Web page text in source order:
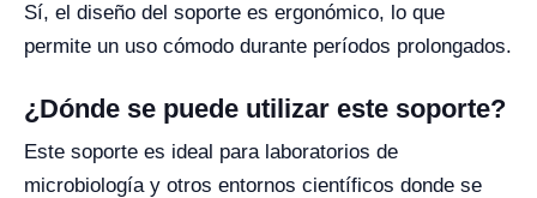
Sí, el diseño del soporte es ergonómico, lo que
permite un uso cómodo durante períodos prolongados.
¿Dónde se puede utilizar este soporte?
Este soporte es ideal para laboratorios de
microbiología y otros entornos científicos donde se